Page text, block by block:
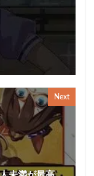
Next